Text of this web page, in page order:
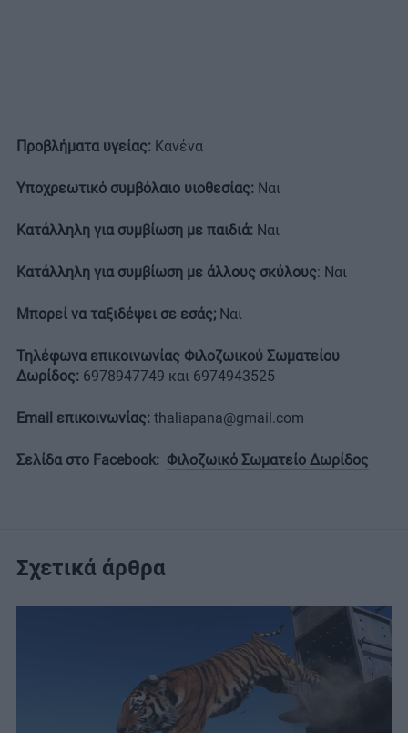
Προβλήματα υγείας: Κανένα
Υποχρεωτικό συμβόλαιο υιοθεσίας: Ναι
Κατάλληλη για συμβίωση με παιδιά: Ναι
Κατάλληλη για συμβίωση με άλλους σκύλους: Ναι
Μπορεί να ταξιδέψει σε εσάς; Ναι
Τηλέφωνα επικοινωνίας Φιλοζωικού Σωματείου
Δωρίδος: 6978947749 και 6974943525
Email επικοινωνίας: thaliapana@gmail.com
Σελίδα στο Facebook: Φιλοζωικό Σωματείο Δωρίδος
Σχετικά άρθρα